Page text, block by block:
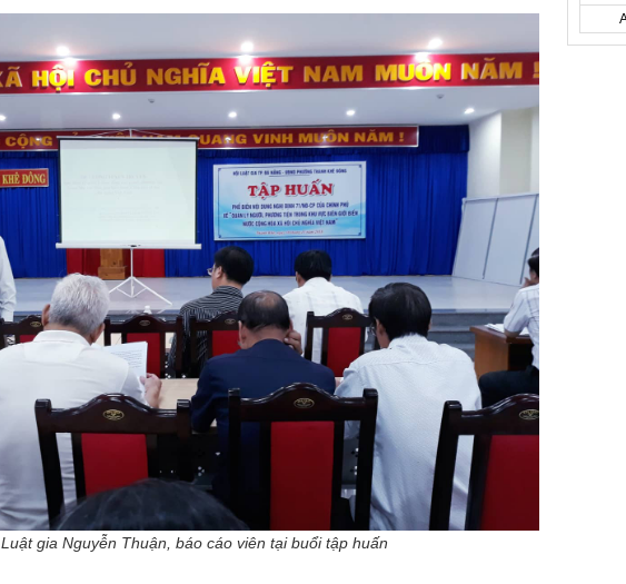
Luật gia Nguyễn Thuận, báo cáo viên tại buổi tập huấn